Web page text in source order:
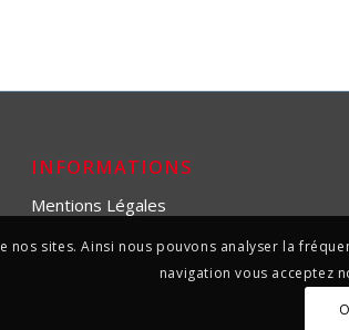
INFORMATIONS
Mentions Légales
nos sites. Ainsi nous pouvons analyser la
navigation vous acceptez